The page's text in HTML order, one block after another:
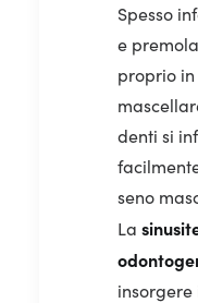
Spesso
e
proprio
denti si
seno
La
insorgere